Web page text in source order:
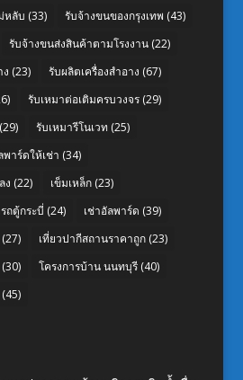
หลับ (33) รับจ้างขนของกรุงเทพ (43)
รับจ้างขนส่งสินค้าตามโรงงาน(22)
(23) รับผลิตเครื่องสำอาง (67)
รับเหมาต่อเติมครบวงจร(29)
รับเหมารีโนเวท (25)
พาร์ดให้เช่า (34)
ง (22) เข็มเหล็ก(23)
ถตู้กระบี่ (24) เช่าอัลพาร์ด (39)
(27) เที่ยวปากีสถานราคาถูก(23)
(30) โครงการบ้าน นนทบุรี(40)
(45)